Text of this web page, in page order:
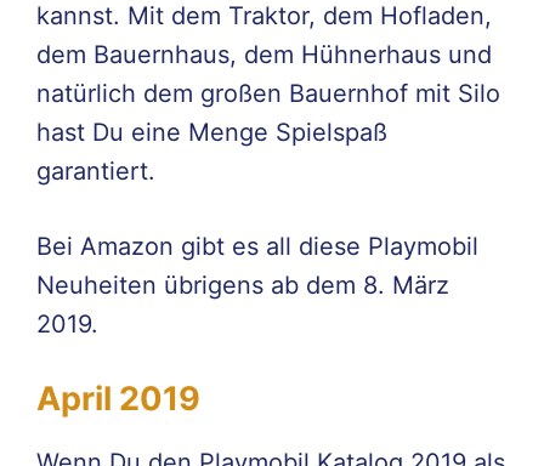
kannst. Mit dem Traktor, dem Hofladen,
dem Bauernhaus, dem Hühnerhaus und
natürlich dem großen Bauernhof mit Silo
hast Du eine Menge Spielspaß
garantiert.
Bei Amazon gibt es all diese Playmobil
Neuheiten übrigens ab dem 8. März
2019.
April 2019